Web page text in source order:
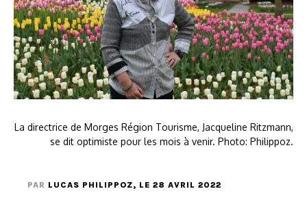
La directrice de Morges Région Tourisme, Jacqueline Ritzmann,
se dit optimiste pour les mois à venir. Photo: Philippoz.
PAR LUCAS PHILIPPOZ, LE 28 AVRIL 2022